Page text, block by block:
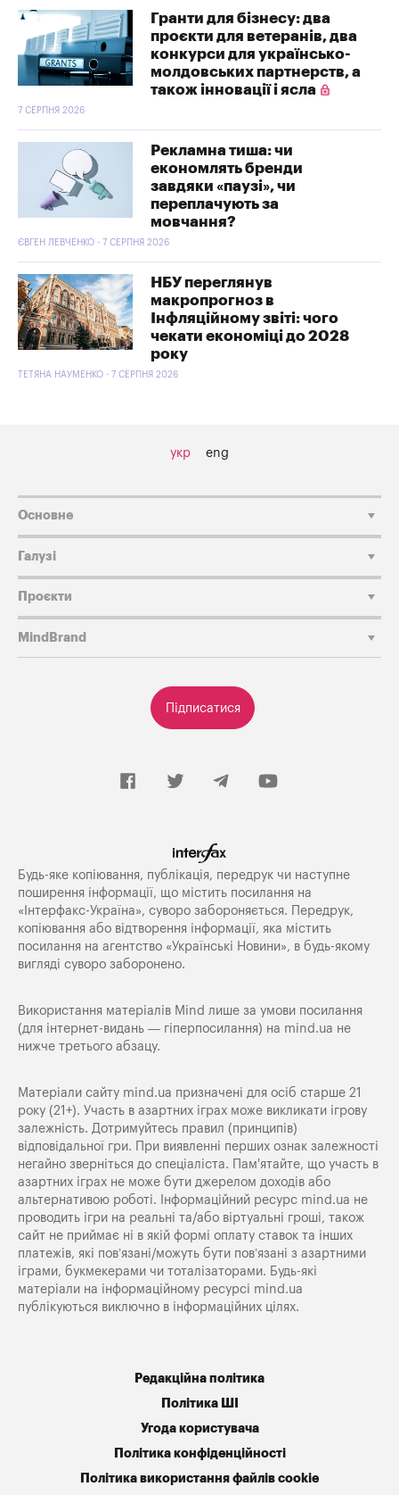
Гранти для бізнесу: два
проєкти для ветеранів, два
конкурси для українсько-
молдовських партнерств, а
також інновації і ясла
7 СЕРПНЯ 2026
Рекламна тиша: чи
економлять бренди
завдяки «паузі», чи
переплачують за
мовчання?
ЄВГЕН ЛЕВЧЕНКО - 7 СЕРПНЯ 2026
НБУ переглянув
макропрогноз в
Інфляційному звіті: чого
чекати економіці до 2028
року
ТЕТЯНА НАУМЕНКО - 7 СЕРПНЯ 2026
укр eng
Підписатися
Основне
Галузі
Проєкти
MindBrand
Будь-яке копiювання, публiкацiя, передрук чи наступне
поширення iнформацiї, що мiстить посилання на
«Iнтерфакс-Україна», суворо забороняється. Передрук,
копіювання або відтворення інформації, яка містить
посилання на агентство «Українські Новини», в будь-якому
вигляді суворо заборонено.
Використання матеріалів Mind лише за умови посилання
(для інтернет-видань — гіперпосилання) на mind.ua не
нижче третього абзацу.
Матеріали сайту mind.ua призначені для осіб старше 21
року (21+). Участь в азартних іграх може викликати ігрову
залежність. Дотримуйтесь правил (принципів)
відповідальної гри. При виявленні перших ознак залежності
негайно зверніться до спеціаліста. Пам'ятайте, що участь в
азартних іграх не може бути джерелом доходів або
альтернативою роботі. Інформаційний ресурс mind.ua не
проводить ігри на реальні та/або віртуальні гроші, також
сайт не приймає ні в якій формі оплату ставок та інших
платежів, які пов’язані/можуть бути пов’язані з азартними
іграми, букмекерами чи тоталізаторами. Будь-які
матеріали на інформаційному ресурсі mind.ua
публікуються виключно в інформаційних цілях.
Редакційна політика
Політика ШІ
Угода користувача
Політика конфіденційності
Політика використання файлів cookie